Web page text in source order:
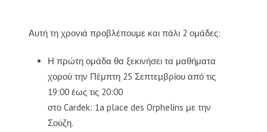
Αυτή τη χρονιά προβλέπουμε και πάλι 2 ομάδες:
Η πρώτη ομάδα θα ξεκινήσει τα μαθήματα
χορού την Πέμπτη 25 Σεπτεμβρίου από τις
19:00 έως τις 20:00
στο Cardek: 1a place des Orphelins με την
Σούζη.